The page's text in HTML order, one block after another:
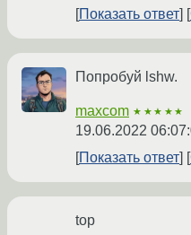
Показать ответ
Попробуй lshw.
maxcom ★★★★★
19.06.2022
Показать ответ
top